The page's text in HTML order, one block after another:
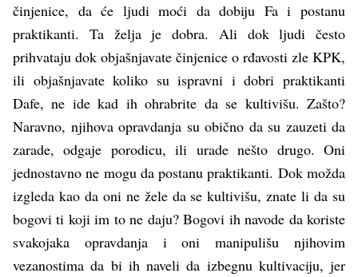
činjenice, da će ljudi moći da dobiju Fa i postanu
praktikanti. Ta želja je dobra. Ali dok ljudi često
prihvataju dok objašnjavate činjenice o rđavosti zle KPK,
ili objašnjavate koliko su ispravni i dobri praktikanti
Dafe, ne ide kad ih ohrabrite da se kultivišu. Zašto?
Naravno, njihova opravdanja su obično da su zauzeti da
zarade, odgaje porodicu, ili urade nešto drugo. Oni
jednostavno ne mogu da postanu praktikanti. Dok možda
izgleda kao da oni ne žele da se kultivišu, znate li da su
bogovi ti koji im to ne daju? Bogovi ih navode da koriste
svakojaka opravdanja i oni manipulišu njihovim
vezanostima da bi ih naveli da izbegnu kultivaciju, jer